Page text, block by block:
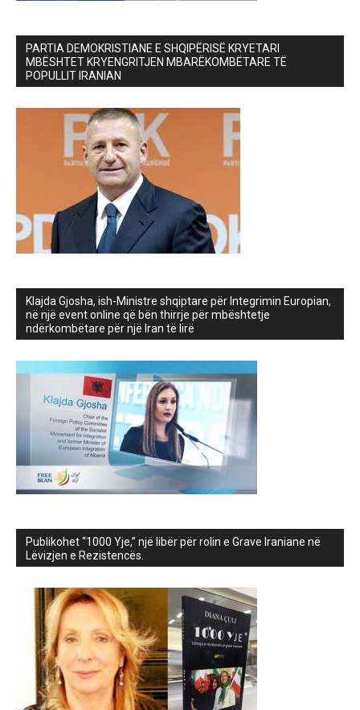
PARTIA DEMOKRISTIANE E SHQIPËRISË KRYETARI
MBËSHTET KRYENGRITJEN MBARËKOMBËTARE TË
POPULLIT IRANIAN
Klajda Gjosha, ish-Ministre shqiptare për Integrimin Europian,
në një event online që bën thirrje për mbështetje
ndërkombëtare për një Iran të lirë
Publikohet “1000 Yje,” një libër për rolin e Grave Iraniane në
Lëvizjen e Rezistencës.